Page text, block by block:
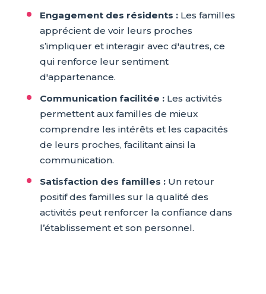
Engagement des résidents :Les familles
apprécient de voir leurs proches
s’impliquer et interagir avec d'autres, ce
qui renforce leur sentiment
d'appartenance.
Communication facilitée :Les activités
permettent aux familles de mieux
comprendre les intérêts et les capacités
de leurs proches, facilitant ainsi la
communication.
Satisfaction des familles :Un retour
positif des familles sur la qualité des
activités peut renforcer la confiance dans
l’établissement et son personnel.